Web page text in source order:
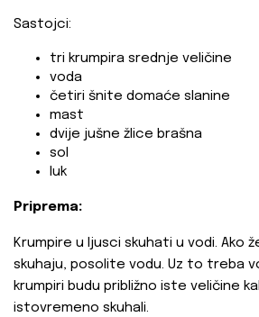
Sastojci:
tri krumpira srednje veličine
voda
četiri šnite domaće slanine
mast
dvije jušne žlice brašna
sol
luk
Priprema:
Krumpire u ljusci skuhati u vodi. Ako
skuhaju, posolite vodu. Uz to treba
krumpiri budu približno iste veličine
istovremeno skuhali.